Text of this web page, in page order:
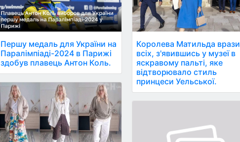
Першу медаль для України на
Паралімпіаді-2024 в Парижі
здобув плавець Антон Коль.
Королева Матильда
всіх, з'явившись у музеї в
яскравому пальті, яке
відтворювало стиль
принцеси Уельської.